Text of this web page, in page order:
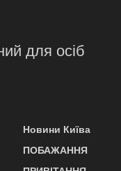
для осіб
Новини Київа
ПОБАЖАННЯ